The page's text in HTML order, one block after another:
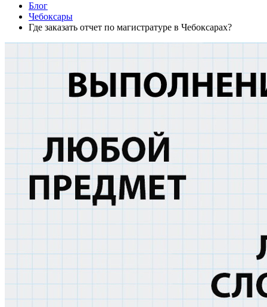
Блог
Чебоксары
Где заказать отчет по магистратуре в Чебоксарах?